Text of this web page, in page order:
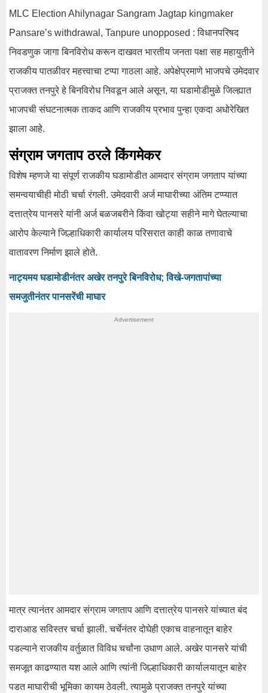
MLC Election Ahilynagar Sangram Jagtap kingmaker
Pansare’s withdrawal, Tanpure unopposed : विधानपरिषद
निवडणुक जागा बिनविरोध करून दाखवत भारतीय जनता पक्षा सह महायुतीने
राजकीय पातळीवर महत्त्वाचा टप्पा गाठला आहे. अपेक्षेप्रमाणे भाजपचे उमेदवार
प्राजक्त तनपुरे हे बिनविरोध निवडून आले असून, या घडामोडीमुळे जिल्ह्यात
भाजपची संघटनात्मक ताकद आणि राजकीय प्रभाव पुन्हा एकदा अधोरेखित
झाला आहे.
संग्राम जगताप ठरले किंगमेकर
विशेष म्हणजे या संपूर्ण राजकीय घडामोडीत आमदार संग्राम जगताप यांच्या
समन्वयाचीही मोठी चर्चा रंगली. उमेदवारी अर्ज माघारीच्या अंतिम टप्प्यात
दत्तात्रेय पानसरे यांनी अर्ज बळजबरीने किंवा खोट्या सहीने मागे घेतल्याचा
आरोप केल्याने जिल्हाधिकारी कार्यालय परिसरात काही काळ तणावाचे
वातावरण निर्माण झाले होते.
नाट्यमय घडामोडीनंतर अखेर तनपुरे बिनविरोध; विखे-जगतापांच्या
समजुतीनंतर पानसरेंची माघार
मात्र त्यानंतर आमदार संग्राम जगताप आणि दत्तात्रेय पानसरे यांच्यात बंद
दाराआड सविस्तर चर्चा झाली. चर्चेनंतर दोघेही एकाच वाहनातून बाहेर
पडल्याने राजकीय वर्तुळात विविध चर्चांना उधाण आले. अखेर पानसरे यांची
समजूत काढण्यात यश आले आणि त्यांनी जिल्हाधिकारी कार्यालयातून बाहेर
पडत माघारीची भूमिका कायम ठेवली. त्यामुळे प्राजक्त तनपुरे यांच्या